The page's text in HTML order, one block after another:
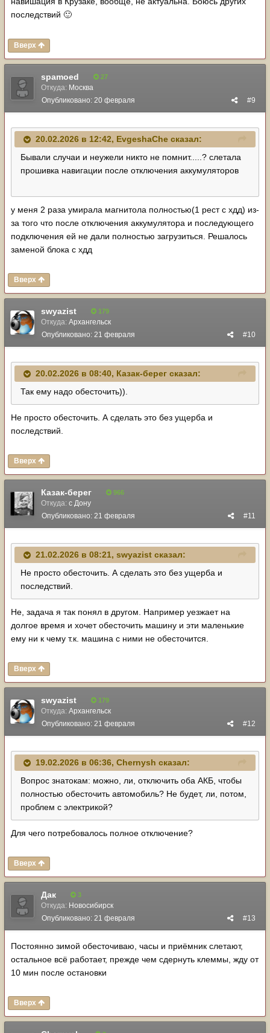
последствий 🙂
Вверх
spamoed 27
Откуда: Москва
#9
Опубликовано: 20 февраля
20.02.2026 в 12:42, EvgeshaChe сказал:
Бывали случаи и неужели никто не помнит.....? слетала
прошивка навигации после отключения аккумуляторов
у меня 2 раза умирала магнитола полностью(1 рест с хдд) из-
за того что после отключения аккумулятора и последующего
подключения ей не дали полностью загрузиться. Решалось
заменой блока с хдд
Вверх
swyazist 179
Откуда: Архангельск
#10
Опубликовано: 21 февраля
20.02.2026 в 08:40, Казак-берег сказал:
Так ему надо обесточить)).
Не просто обесточить. А сделать это без ущерба и
последствий.
Вверх
Казак-берег 966
Откуда: с Дону
#11
Опубликовано: 21 февраля
21.02.2026 в 08:21, swyazist сказал:
Не просто обесточить. А сделать это без ущерба и
последствий.
Не, задача я так понял в другом. Например уезжает на
долгое время и хочет обесточить машину и эти маленькие
ему ни к чему т.к. машина с ними не обесточится.
Вверх
swyazist 179
Откуда: Архангельск
#12
Опубликовано: 21 февраля
19.02.2026 в 06:36, Chernysh сказал:
Вопрос знатокам: можно, ли, отключить оба АКБ, чтобы
полностью обесточить автомобиль? Не будет, ли, потом,
проблем с электрикой?
Для чего потребовалось полное отключение?
Вверх
Дак 3
Откуда: Новосибирск
#13
Опубликовано: 21 февраля
Постоянно зимой обесточиваю, часы и приёмник слетают,
остальное всё работает, прежде чем сдернуть клеммы, жду от
10 мин после остановки
Вверх